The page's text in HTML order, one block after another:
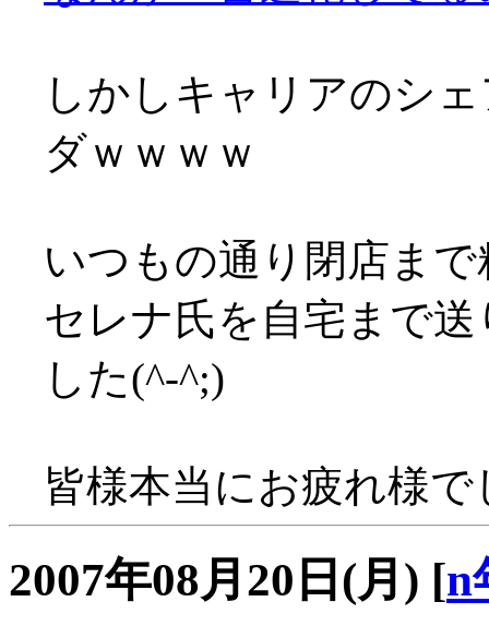
しかしキャリアのシ
ダｗｗｗｗ
いつもの通り閉店ま
セレナ氏を自宅まで
した(^-^;)
皆様本当にお疲れ様
2007年08月20日(月) [n